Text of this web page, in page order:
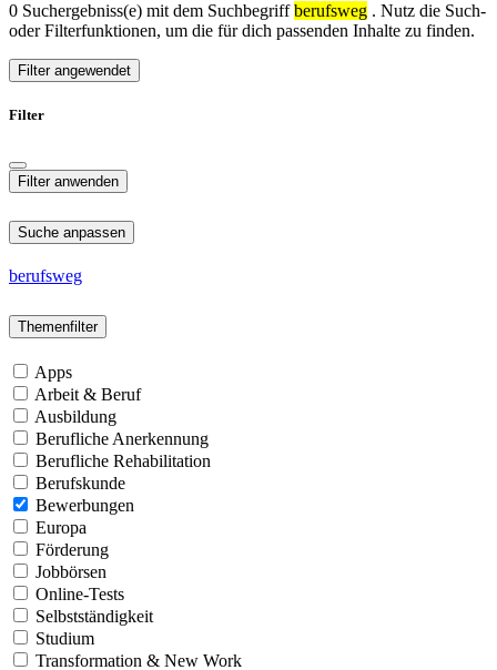
0 Suchergebniss(e) mit dem Suchbegriffberufsweg . Nutz die Such-
oder Filterfunktionen, um die für dich passenden Inhalte zu finden.
Filter angewendet
Filter
Suche anpassen
berufsweg
Themenfilter
Apps
Arbeit & Beruf
Ausbildung
Berufliche Anerkennung
Berufliche Rehabilitation
Berufskunde
Bewerbungen
Europa
Förderung
Jobbörsen
Online-Tests
Selbstständigkeit
Studium
Transformation & New Work